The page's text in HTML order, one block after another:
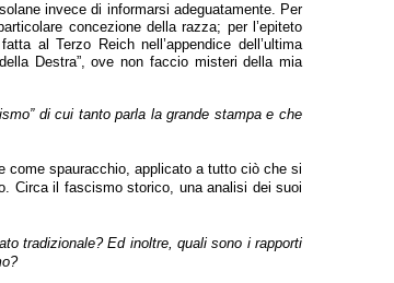
invece di informarsi adeguatamente. Per
concezione della razza; per l’epiteto
al Terzo Reich nell’appendice dell’ultima
Destra”, ove non faccio misteri della mia
di cui tanto parla la grande stampa e che
come spauracchio, applicato a tutto ciò che si
Circa il fascismo storico, una analisi dei suoi
tradizionale? Ed inoltre, quali sono i rapporti